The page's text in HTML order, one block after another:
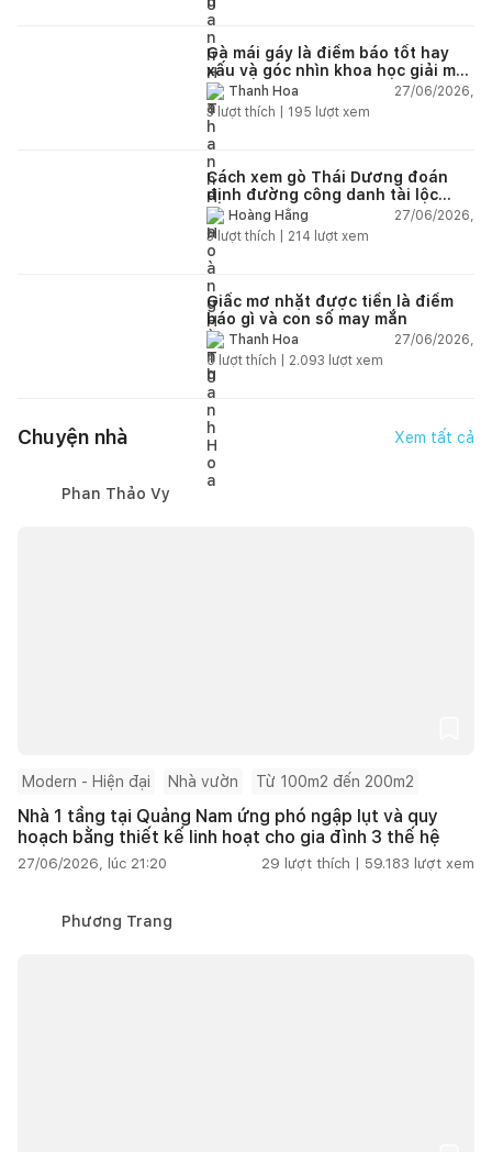
Gà mái gáy là điềm báo tốt hay
xấu và góc nhìn khoa học giải mã
chi tiết
Thanh Hoa
27/06/2026,
3lượt thích | 195 lượt xem
Cách xem gò Thái Dương đoán
định đường công danh tài lộc
theo nhân tướng học
Hoàng Hằng
27/06/2026,
3lượt thích | 214 lượt xem
Giấc mơ nhặt được tiền là điềm
báo gì và con số may mắn
Thanh Hoa
27/06/2026,
6 lượt thích | 2.093 lượt xem
Chuyện nhà Xem tất cả
Phan Thảo Vy
Modern - Hiện đại Nhà vườn Từ 100m2 đến 200m2
Nhà 1 tầng tại Quảng Nam ứng phó ngập lụt và quy
hoạch bằng thiết kế linh hoạt cho gia đình 3 thế hệ
27/06/2026, lúc 21:20 29 lượt thích | 59.183 lượt xem
Phương Trang